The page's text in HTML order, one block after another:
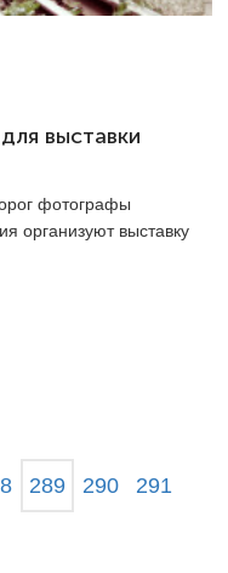
выставки
фотографы
организуют выставку
289 290 291